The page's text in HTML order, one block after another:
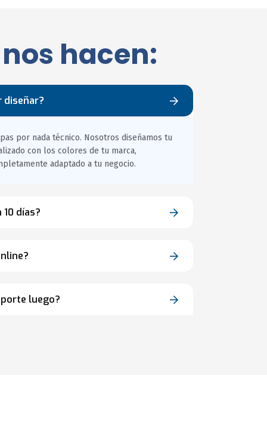
hacen:
diseñar?
por nada técnico. Nosotros diseñamos tu
con los colores de tu marca,
adaptado a tu negocio.
días?
luego?